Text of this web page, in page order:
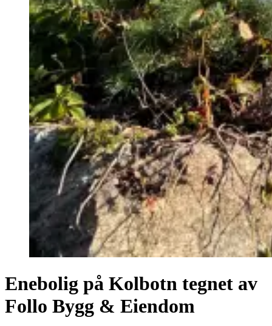
Enebolig på Kolbotn tegnet av
Follo Bygg & Eiendom